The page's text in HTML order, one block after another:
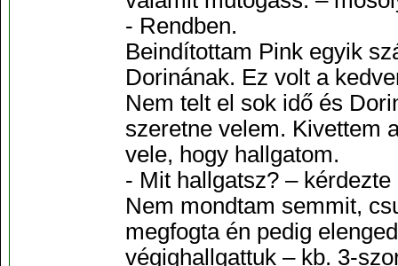
- Rendben.
Beindítottam Pink egyik
Dorinának. Ez volt a
Nem telt el sok idő és
szeretne velem. Kivettem
vele, hogy hallgatom.
- Mit hallgatsz? – kérdezte
Nem mondtam semmit,
megfogta én pedig
végighallgattuk – kb. 3-